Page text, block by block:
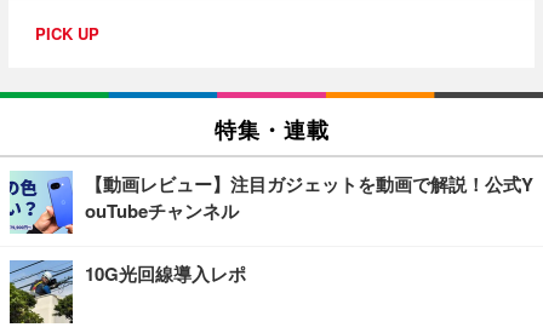
PICK UP
特集・連載
【動画レビュー】注目ガジェットを動画で解説！公式Y
ouTubeチャンネル
10G光回線導入レポ